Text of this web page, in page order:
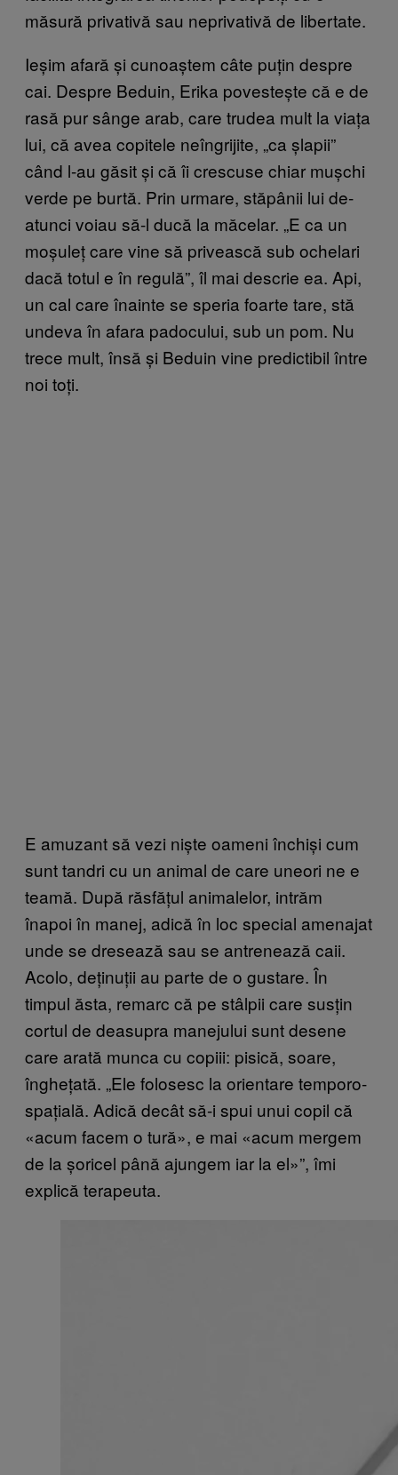
măsură privativă sau neprivativă de libertate.
Ieșim afară și cunoaștem câte puțin despre
cai. Despre Beduin, Erika povestește că e de
rasă pur sânge arab, care trudea mult la viața
lui, că avea copitele neîngrijite, „ca șlapii”
când l-au găsit și că îi crescuse chiar mușchi
verde pe burtă. Prin urmare, stăpânii lui de-
atunci voiau să-l ducă la măcelar. „E ca un
moșuleț care vine să privească sub ochelari
dacă totul e în regulă”, îl mai descrie ea. Api,
un cal care înainte se speria foarte tare, stă
undeva în afara padocului, sub un pom. Nu
trece mult, însă și Beduin vine predictibil între
noi toți.
E amuzant să vezi niște oameni închiși cum
sunt tandri cu un animal de care uneori ne e
teamă. După răsfățul animalelor, intrăm
înapoi în manej, adică în loc special amenajat
unde se dresează sau se antrenează caii.
Acolo, deținuții au parte de o gustare. În
timpul ăsta, remarc că pe stâlpii care susțin
cortul de deasupra manejului sunt desene
care arată munca cu copiii: pisică, soare,
înghețată. „Ele folosesc la orientare temporo-
spațială. Adică decât să-i spui unui copil că
«acum facem o tură», e mai «acum mergem
de la șoricel până ajungem iar la el»”, îmi
explică terapeuta.